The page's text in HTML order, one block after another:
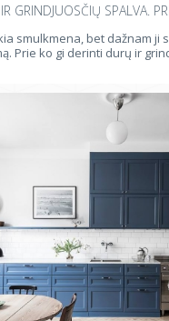
GRINDJUOSČIŲ SPALVA.
smulkmena, bet dažnam ji
Prie ko gi derinti durų ir